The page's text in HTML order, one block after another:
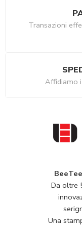
Transazioni
Affidiamo
Da oltre
Una